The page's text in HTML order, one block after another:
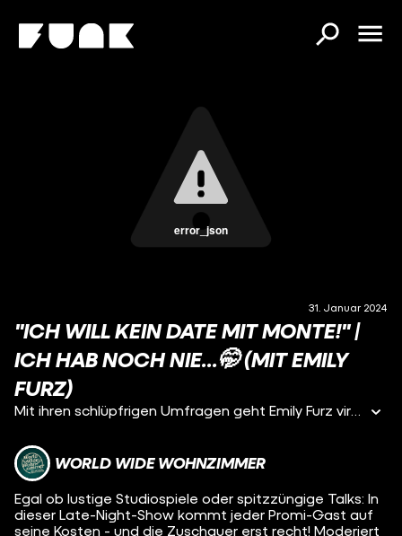
error_json
31. Januar 2024
"ICH WILL KEIN DATE MIT MONTE!" |
ICH HAB NOCH NIE...🤭 (MIT EMILY
FURZ)
Mit ihren schlüpfrigen Umfragen geht Emily Furz viral! Heute klären wir mit ihr, was sie NOCH NIE getan hat und warum sie kein Date mit MontanaBlack möchte... Viel Spaß!
WORLD WIDE WOHNZIMMER
Egal ob lustige Studiospiele oder spitzzüngige Talks: In
dieser Late-Night-Show kommt jeder Promi-Gast auf
seine Kosten - und die Zuschauer erst recht! Moderiert